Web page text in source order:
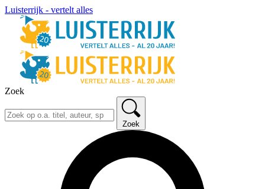
Luisterrijk - vertelt alles
Zoek
Zoek